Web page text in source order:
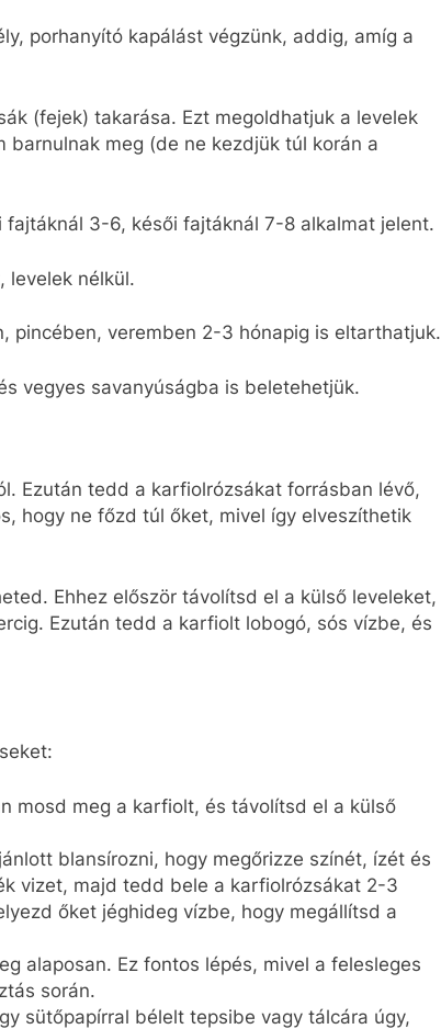
porhanyító kapálást végzünk, addig, amíg a
(fejek) takarása. Ezt megoldhatjuk a levelek
barnulnak meg (de ne kezdjük túl korán a
3-6, késői fajtáknál 7-8 alkalmat jelent.
levelek nélkül.
pincében, veremben 2-3 hónapig is eltarthatjuk.
vegyes savanyúságba is beletehetjük.
Ezután tedd a karfiolrózsákat forrásban lévő,
hogy ne főzd túl őket, mivel így elveszíthetik
Ehhez először távolítsd el a külső leveleket,
Ezután tedd a karfiolt lobogó, sós vízbe, és
mosd meg a karfiolt, és távolítsd el a külső
blansírozni, hogy megőrizze színét, ízét és
vizet, majd tedd bele a karfiolrózsákat 2-3
őket jéghideg vízbe, hogy megállítsd a
alaposan. Ez fontos lépés, mivel a felesleges
során.
sütőpapírral bélelt tepsibe vagy tálcára úgy,